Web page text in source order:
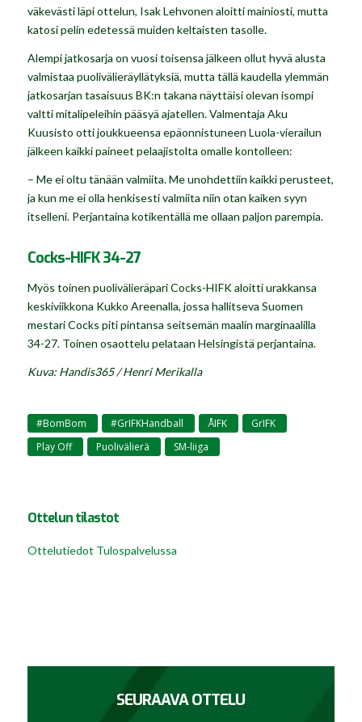
väkevästi läpi ottelun, Isak Lehvonen aloitti mainiosti, mutta
katosi pelin edetessä muiden keltaisten tasolle.
Alempi jatkosarja on vuosi toisensa jälkeen ollut hyvä alusta
valmistaa puolivälieräyllätyksiä, mutta tällä kaudella ylemmän
jatkosarjan tasaisuus BK:n takana näyttäisi olevan isompi
valtti mitalipeleihin pääsyä ajatellen. Valmentaja Aku
Kuusisto otti joukkueensa epäonnistuneen Luola-vierailun
jälkeen kaikki paineet pelaajistolta omalle kontolleen:
– Me ei oltu tänään valmiita. Me unohdettiin kaikki perusteet,
ja kun me ei olla henkisesti valmiita niin otan kaiken syyn
itselleni. Perjantaina kotikentällä me ollaan paljon parempia.
Cocks-HIFK 34-27
Myös toinen puolivälieräpari Cocks-HIFK aloitti urakkansa
keskiviikkona Kukko Areenalla, jossa hallitseva Suomen
mestari Cocks piti pintansa seitsemän maalin marginaalilla
34-27. Toinen osaottelu pelataan Helsingistä perjantaina.
Kuva: Handis365 / Henri Merikalla
#BomBom #GrIFKHandball ÅIFK GrIFK
Play Off Puolivälierä SM-liiga
Ottelun tilastot
Ottelutiedot Tulospalvelussa
SEURAAVA OTTELU